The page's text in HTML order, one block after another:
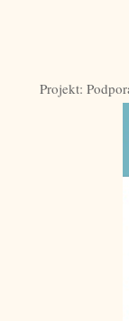
Projekt: